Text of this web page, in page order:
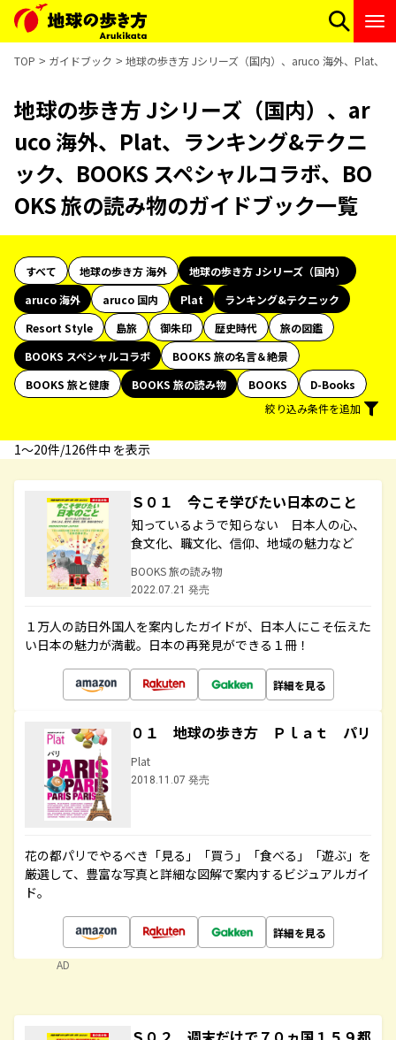
TOP ガイドブック 地球の歩き方 Jシリーズ（国内）、aruco 海外、Plat、
地球の歩き方 Jシリーズ（国内）、ar
uco 海外、Plat、ランキング&テクニ
ック、BOOKS スペシャルコラボ、BO
OKS 旅の読み物のガイドブック一覧
すべて 地球の歩き方 海外
地球の歩き方 Jシリーズ（国内）
aruco 海外
aruco 国内 Plat
ランキング&テクニック
Resort Style
島旅 御朱印 歴史時代
旅の図鑑
BOOKS スペシャルコラボ
BOOKS 旅の名言＆絶景
BOOKS 旅と健康
BOOKS 旅の読み物 BOOKS
D-Books
絞り込み条件を追加
1〜20件/126件中 を表示
Ｓ０１ 今こそ学びたい日本のこと
知っているようで知らない 日本人の心、
食文化、職文化、信仰、地域の魅力など
BOOKS 旅の読み物
2022.07.21 発売
１万人の訪日外国人を案内したガイドが、日本人にこそ伝えた
い日本の魅力が満載。日本の再発見ができる１冊！
詳細を見る
０１ 地球の歩き方 Ｐｌａｔ パリ
Plat
2018.11.07 発売
花の都パリでやるべき「見る」「買う」「食べる」「遊ぶ」を
厳選して、豊富な写真と詳細な図解で案内するビジュアルガイ
ド。
詳細を見る
AD